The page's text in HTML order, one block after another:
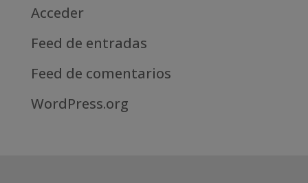
Acceder
Feed de entradas
Feed de comentarios
WordPress.org